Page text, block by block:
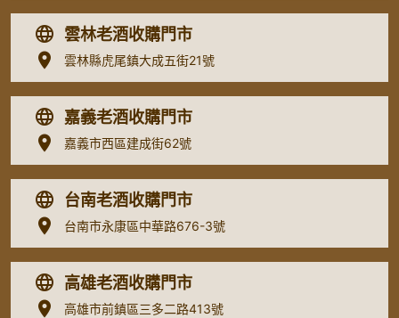
雲林老酒收購門市
雲林縣虎尾鎮大成五街21號
嘉義老酒收購門市
嘉義市西區建成街62號
台南老酒收購門市
台南市永康區中華路676-3號
高雄老酒收購門市
高雄市前鎮區三多二路413號